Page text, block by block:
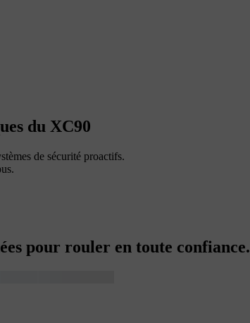
du XC90
de sécurité proactifs.
pour rouler en toute confiance.